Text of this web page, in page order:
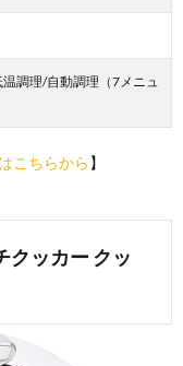
調理/自動調理（7メニュ
こちらから 】
クッカー クッ